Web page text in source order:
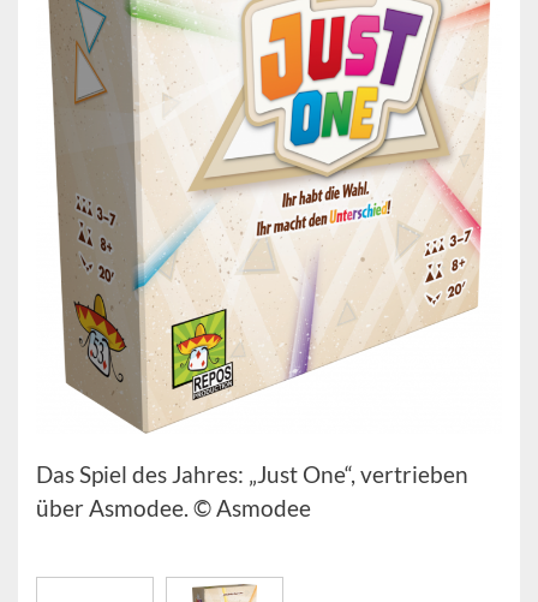
Das Spiel des Jahres: „Just One“, vertrieben
über Asmodee. © Asmodee